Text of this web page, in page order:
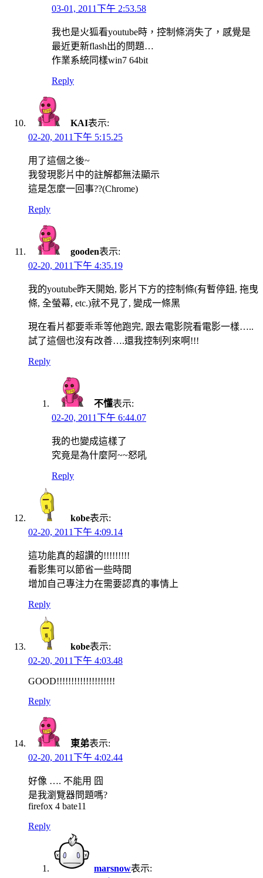
03-01, 2011下午 2:53.58
我也是火狐看youtube時，控制條消失了，感覺是
最近更新flash出的問題…
作業系統同樣win7 64bit
Reply
KAI表示:
02-20, 2011下午 5:15.25
用了這個之後~
我發現影片中的註解都無法顯示
這是怎麼一回事??(Chrome)
Reply
gooden表示:
02-20, 2011下午 4:35.19
我的youtube昨天開始, 影片下方的控制條(有暫停鈕, 拖曳
條, 全螢幕, etc.)就不見了, 變成一條黑
現在看片都要乖乖等他跑完, 跟去電影院看電影一樣…..
試了這個也沒有改善….還我控制列來啊!!!
Reply
不懂表示:
02-20, 2011下午 6:44.07
我的也變成這樣了
究竟是為什麼阿~~怒吼
Reply
kobe表示:
02-20, 2011下午 4:09.14
這功能真的超讚的!!!!!!!!!
看影集可以節省一些時間
增加自己專注力在需要認真的事情上
Reply
kobe表示:
02-20, 2011下午 4:03.48
GOOD!!!!!!!!!!!!!!!!!!!!
Reply
東弟表示:
02-20, 2011下午 4:02.44
好像 …. 不能用 囧
是我瀏覽器問題嗎?
firefox 4 bate11
Reply
marsnow表示: